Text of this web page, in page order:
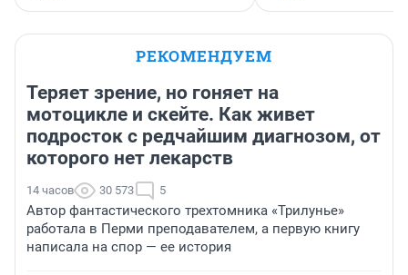
РЕКОМЕНДУЕМ
Теряет зрение, но гоняет на
мотоцикле и скейте. Как живет
подросток с редчайшим диагнозом, от
которого нет лекарств
14 часов 30 573 5
Автор фантастического трехтомника «Трилунье»
работала в Перми преподавателем, а первую книгу
написала на спор — ее история